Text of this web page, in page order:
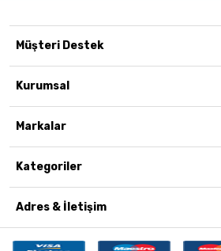
Müşteri Destek
Kurumsal
Markalar
Kategoriler
Adres & İletişim